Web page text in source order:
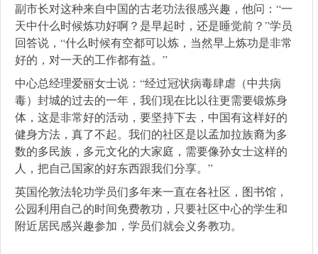
副市长对这种来自中国的古老功法很感兴趣，他问：“一
天中什么时候炼功好啊？是早起时，还是睡觉前？”学员
回答说，“什么时候有空都可以炼，当然早上炼功是非常
好的，对一天的工作都有益。”
中心总经理爱丽女士说：“经过冠状病毒肆虐（中共病
毒）封城的过去的一年，我们现在比以往更需要锻炼身
体，这是非常好的活动，要坚持下去，中国有这样好的
健身方法，真了不起。我们的社区是以孟加拉族裔为多
数的多民族，多元文化的大家庭，需要像孙女士这样的
人，把自己国家的好东西跟我们分享。”
英国伦敦法轮功学员们多年来一直在各社区，图书馆，
公园利用自己的时间免费教功，只要社区中心的学生和
附近居民感兴趣参加，学员们就会义务教功。